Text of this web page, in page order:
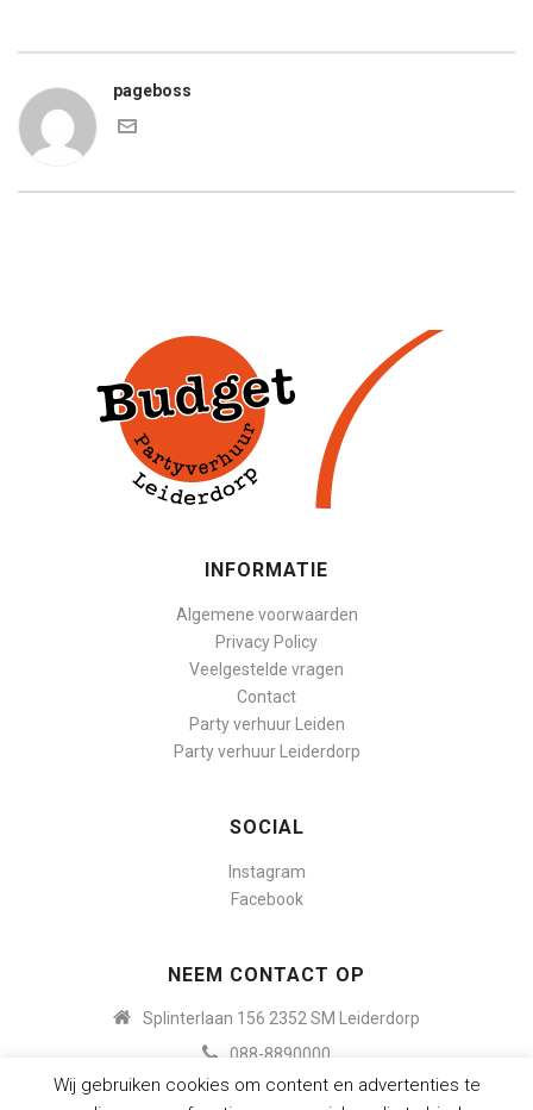
pageboss
INFORMATIE
Algemene voorwaarden
Privacy Policy
Veelgestelde vragen
Contact
Party verhuur Leiden
Party verhuur Leiderdorp
SOCIAL
Instagram
Facebook
NEEM CONTACT OP
Splinterlaan 156 2352 SM Leiderdorp
088-8890000
info@budgetpartyverhuur.nl
Wij gebruiken cookies om content en advertenties te